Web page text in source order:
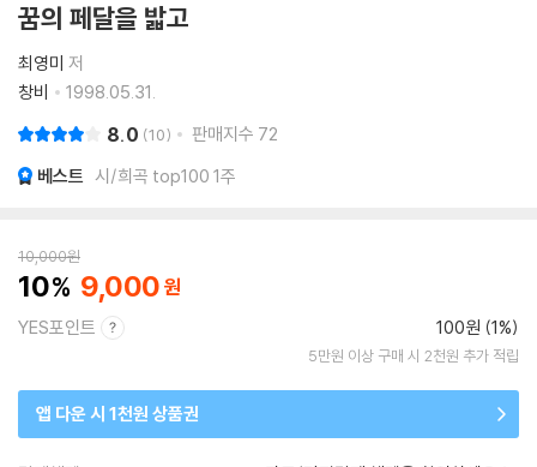
꿈의 페달을 밟고
최영미 저
창비
1998.05.31.
8.0 10 판매지수 72
베스트 시/희곡 top100 1주
10,000원
10 9,000
YES포인트 100원 (1%)
5만원 이상 구매 시 2천원 추가 적립
앱 다운 시 1천원 상품권